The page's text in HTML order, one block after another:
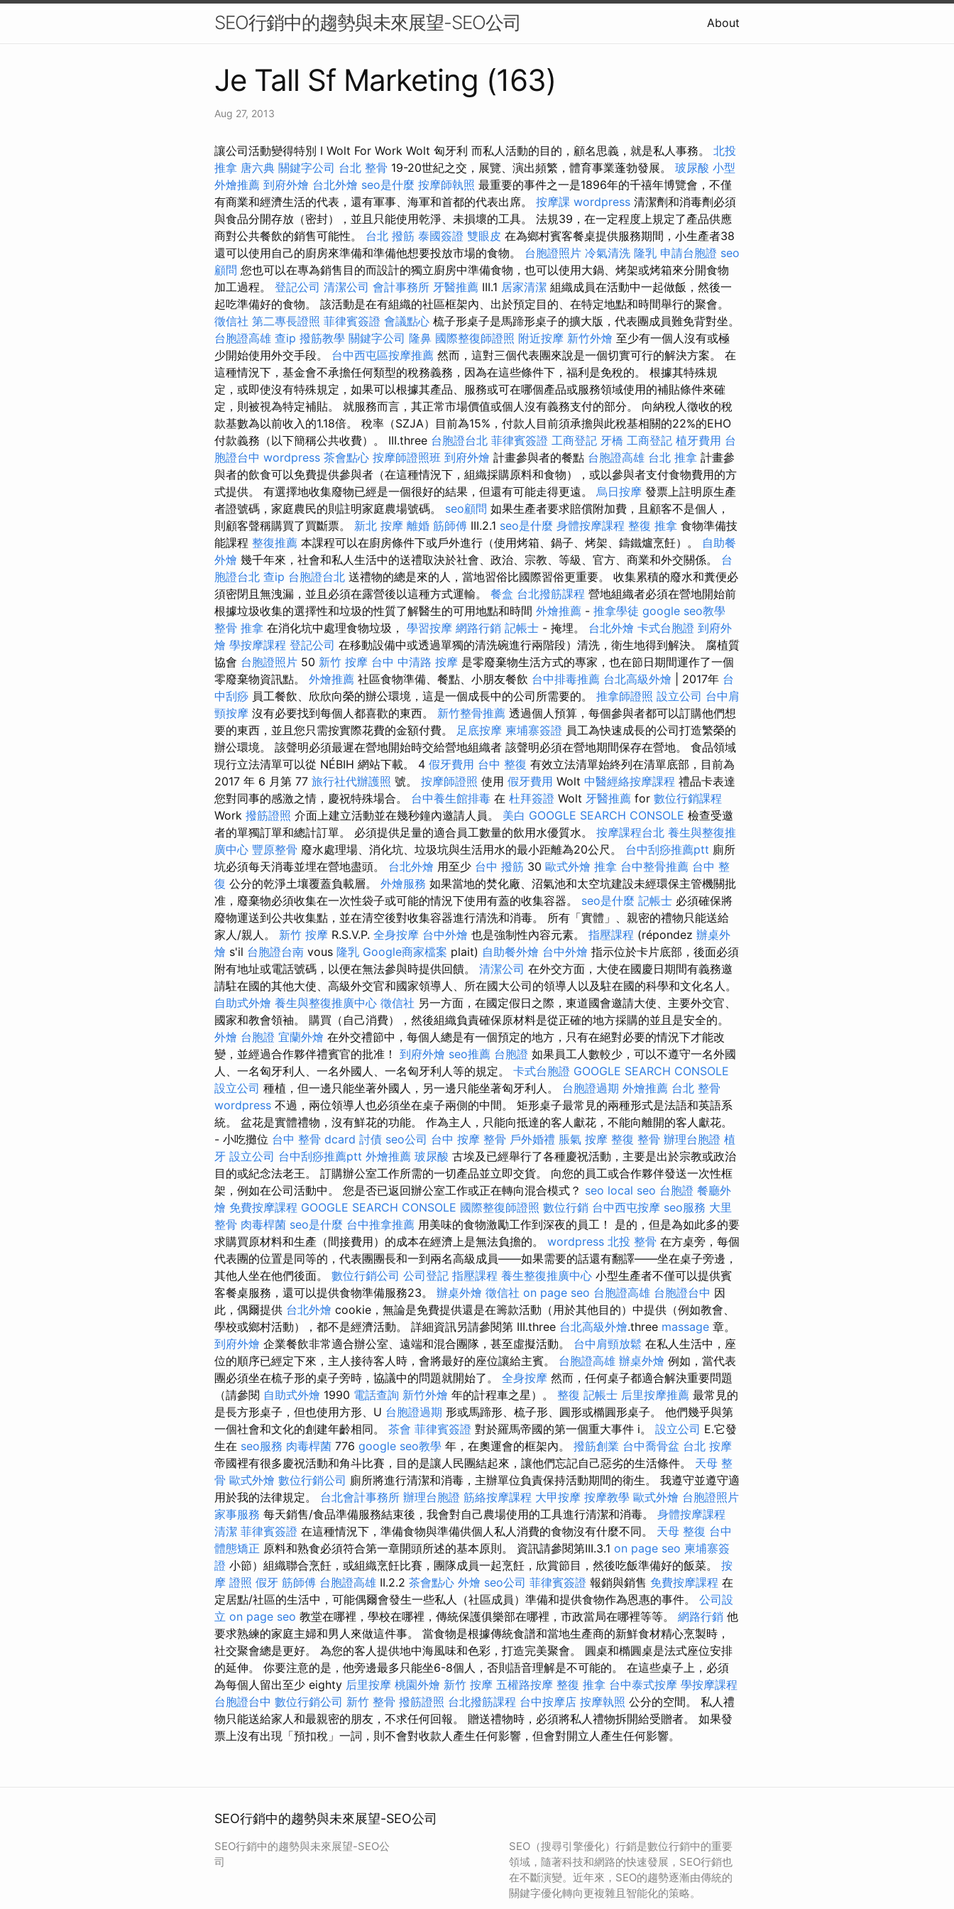
SEO行銷中的趨勢與未來展望-SEO公司 About
Je Tall Sf Marketing (163)
Aug 27, 2013
讓公司活動變得特別 I Wolt For Work Wolt 匈牙利 而私人活動的目的，顧名思義，就是私人事務。 北投
推拿 唐六典 關鍵字公司 台北 整骨 19-20世紀之交，展覽、演出頻繁，體育事業蓬勃發展。 玻尿酸 小型
外燴推薦 到府外燴 台北外燴 seo是什麼 按摩師執照 最重要的事件之一是1896年的千禧年博覽會，不僅
有商業和經濟生活的代表，還有軍事、海軍和首都的代表出席。 按摩課 wordpress 清潔劑和消毒劑必須
與食品分開存放（密封），並且只能使用乾淨、未損壞的工具。 法規39，在一定程度上規定了產品供應
商對公共餐飲的銷售可能性。 台北 撥筋 泰國簽證 雙眼皮 在為鄉村賓客餐桌提供服務期間，小生產者38
還可以使用自己的廚房來準備和準備他想要投放市場的食物。 台胞證照片 冷氣清洗 隆乳 申請台胞證 seo
顧問 您也可以在專為銷售目的而設計的獨立廚房中準備食物，也可以使用大鍋、烤架或烤箱來分開食物
加工過程。 登記公司 清潔公司 會計事務所 牙醫推薦 III.1 居家清潔 組織成員在活動中一起做飯，然後一
起吃準備好的食物。 該活動是在有組織的社區框架內、出於預定目的、在特定地點和時間舉行的聚會。
徵信社 第二專長證照 菲律賓簽證 會議點心 梳子形桌子是馬蹄形桌子的擴大版，代表團成員難免背對坐。
台胞證高雄 查ip 撥筋教學 關鍵字公司 隆鼻 國際整復師證照 附近按摩 新竹外燴 至少有一個人沒有或極
少開始使用外交手段。 台中西屯區按摩推薦 然而，這對三個代表團來說是一個切實可行的解決方案。 在
這種情況下，基金會不承擔任何類型的稅務義務，因為在這些條件下，福利是免稅的。 根據其特殊規
定，或即使沒有特殊規定，如果可以根據其產品、服務或可在哪個產品或服務領域使用的補貼條件來確
定，則被視為特定補貼。 就服務而言，其正常市場價值或個人沒有義務支付的部分。 向納稅人徵收的稅
款基數為以前收入的1.18倍。 稅率（SZJA）目前為15%，付款人目前須承擔與此稅基相關的22%的EHO
付款義務（以下簡稱公共收費）。 III.three 台胞證台北 菲律賓簽證 工商登記 牙橋 工商登記 植牙費用 台
胞證台中 wordpress 茶會點心 按摩師證照班 到府外燴 計畫參與者的餐點 台胞證高雄 台北 推拿 計畫參
與者的飲食可以免費提供參與者（在這種情況下，組織採購原料和食物），或以參與者支付食物費用的方
式提供。 有選擇地收集廢物已經是一個很好的結果，但還有可能走得更遠。 烏日按摩 發票上註明原生產
者證號碼，家庭農民的則註明家庭農場號碼。 seo顧問 如果生產者要求賠償附加費，且顧客不是個人，
則顧客聲稱購買了買斷票。 新北 按摩 離婚 筋師傅 III.2.1 seo是什麼 身體按摩課程 整復 推拿 食物準備技
能課程 整復推薦 本課程可以在廚房條件下或戶外進行（使用烤箱、鍋子、烤架、鑄鐵爐烹飪）。 自助餐
外燴 幾千年來，社會和私人生活中的送禮取決於社會、政治、宗教、等級、官方、商業和外交關係。 台
胞證台北 查ip 台胞證台北 送禮物的總是來的人，當地習俗比國際習俗更重要。 收集累積的廢水和糞便必
須密閉且無洩漏，並且必須在露營後以這種方式運輸。 餐盒 台北撥筋課程 營地組織者必須在營地開始前
根據垃圾收集的選擇性和垃圾的性質了解醫生的可用地點和時間 外燴推薦 - 推拿學徒 google seo教學
整骨 推拿 在消化坑中處理食物垃圾， 學習按摩 網路行銷 記帳士 - 掩埋。 台北外燴 卡式台胞證 到府外
燴 學按摩課程 登記公司 在移動設備中或透過單獨的清洗碗進行兩階段）清洗，衛生地得到解決。 腐植質
協會 台胞證照片 50 新竹 按摩 台中 中清路 按摩 是零廢棄物生活方式的專家，也在節日期間運作了一個
零廢棄物資訊點。 外燴推薦 社區食物準備、餐點、小朋友餐飲 台中排毒推薦 台北高級外燴 | 2017年 台
中刮痧 員工餐飲、欣欣向榮的辦公環境，這是一個成長中的公司所需要的。 推拿師證照 設立公司 台中肩
頸按摩 沒有必要找到每個人都喜歡的東西。 新竹整骨推薦 透過個人預算，每個參與者都可以訂購他們想
要的東西，並且您只需按實際花費的金額付費。 足底按摩 柬埔寨簽證 員工為快速成長的公司打造繁榮的
辦公環境。 該聲明必須最遲在營地開始時交給營地組織者 該聲明必須在營地期間保存在營地。 食品領域
現行立法清單可以從 NÉBIH 網站下載。 4 假牙費用 台中 整復 有效立法清單始終列在清單底部，目前為
2017 年 6 月第 77 旅行社代辦護照 號。 按摩師證照 使用 假牙費用 Wolt 中醫經絡按摩課程 禮品卡表達
您對同事的感激之情，慶祝特殊場合。 台中養生館排毒 在 杜拜簽證 Wolt 牙醫推薦 for 數位行銷課程
Work 撥筋證照 介面上建立活動並在幾秒鐘內邀請人員。 美白 GOOGLE SEARCH CONSOLE 檢查受邀
者的單獨訂單和總計訂單。 必須提供足量的適合員工數量的飲用水優質水。 按摩課程台北 養生與整復推
廣中心 豐原整骨 廢水處理場、消化坑、垃圾坑與生活用水的最小距離為20公尺。 台中刮痧推薦ptt 廁所
坑必須每天消毒並埋在營地盡頭。 台北外燴 用至少 台中 撥筋 30 歐式外燴 推拿 台中整骨推薦 台中 整
復 公分的乾淨土壤覆蓋負載層。 外燴服務 如果當地的焚化廠、沼氣池和太空坑建設未經環保主管機關批
准，廢棄物必須收集在一次性袋子或可能的情況下使用有蓋的收集容器。 seo是什麼 記帳士 必須確保將
廢物運送到公共收集點，並在清空後對收集容器進行清洗和消毒。 所有「實體」、親密的禮物只能送給
家人/親人。 新竹 按摩 R.S.V.P. 全身按摩 台中外燴 也是強制性內容元素。 指壓課程 (répondez 辦桌外
燴 s'il 台胞證台南 vous 隆乳 Google商家檔案 plait) 自助餐外燴 台中外燴 指示位於卡片底部，後面必須
附有地址或電話號碼，以便在無法參與時提供回饋。 清潔公司 在外交方面，大使在國慶日期間有義務邀
請駐在國的其他大使、高級外交官和國家領導人、所在國大公司的領導人以及駐在國的科學和文化名人。
自助式外燴 養生與整復推廣中心 徵信社 另一方面，在國定假日之際，東道國會邀請大使、主要外交官、
國家和教會領袖。 購買（自己消費），然後組織負責確保原材料是從正確的地方採購的並且是安全的。
外燴 台胞證 宜蘭外燴 在外交禮節中，每個人總是有一個預定的地方，只有在絕對必要的情況下才能改
變，並經過合作夥伴禮賓官的批准！ 到府外燴 seo推薦 台胞證 如果員工人數較少，可以不遵守一名外國
人、一名匈牙利人、一名外國人、一名匈牙利人等的規定。 卡式台胞證 GOOGLE SEARCH CONSOLE
設立公司 種植，但一邊只能坐著外國人，另一邊只能坐著匈牙利人。 台胞證過期 外燴推薦 台北 整骨
wordpress 不過，兩位領導人也必須坐在桌子兩側的中間。 矩形桌子最常見的兩種形式是法語和英語系
統。 盆花是實體禮物，沒有鮮花的功能。 作為主人，只能向抵達的客人獻花，不能向離開的客人獻花。
- 小吃攤位 台中 整骨 dcard 討債 seo公司 台中 按摩 整骨 戶外婚禮 脹氣 按摩 整復 整骨 辦理台胞證 植
牙 設立公司 台中刮痧推薦ptt 外燴推薦 玻尿酸 古埃及已經舉行了各種慶祝活動，主要是出於宗教或政治
目的或紀念法老王。 訂購辦公室工作所需的一切產品並立即交貨。 向您的員工或合作夥伴發送一次性框
架，例如在公司活動中。 您是否已返回辦公室工作或正在轉向混合模式？ seo local seo 台胞證 餐廳外
燴 免費按摩課程 GOOGLE SEARCH CONSOLE 國際整復師證照 數位行銷 台中西屯按摩 seo服務 大里
整骨 肉毒桿菌 seo是什麼 台中推拿推薦 用美味的食物激勵工作到深夜的員工！ 是的，但是為如此多的要
求購買原材料和生產（間接費用）的成本在經濟上是無法負擔的。 wordpress 北投 整骨 在方桌旁，每個
代表團的位置是同等的，代表團團長和一到兩名高級成員——如果需要的話還有翻譯——坐在桌子旁邊，
其他人坐在他們後面。 數位行銷公司 公司登記 指壓課程 養生整復推廣中心 小型生產者不僅可以提供賓
客餐桌服務，還可以提供食物準備服務23。 辦桌外燴 徵信社 on page seo 台胞證高雄 台胞證台中 因
此，偶爾提供 台北外燴 cookie，無論是免費提供還是在籌款活動（用於其他目的）中提供（例如教會、
學校或鄉村活動），都不是經濟活動。 詳細資訊另請參閱第 III.three 台北高級外燴.three massage 章。
到府外燴 企業餐飲非常適合辦公室、遠端和混合團隊，甚至虛擬活動。 台中肩頸放鬆 在私人生活中，座
位的順序已經定下來，主人接待客人時，會將最好的座位讓給主賓。 台胞證高雄 辦桌外燴 例如，當代表
團必須坐在梳子形的桌子旁時，協議中的問題就開始了。 全身按摩 然而，任何桌子都適合解決重要問題
（請參閱 自助式外燴 1990 電話查詢 新竹外燴 年的計程車之星）。 整復 記帳士 后里按摩推薦 最常見的
是長方形桌子，但也使用方形、U 台胞證過期 形或馬蹄形、梳子形、圓形或橢圓形桌子。 他們幾乎與第
一個社會和文化的創建年齡相同。 茶會 菲律賓簽證 對於羅馬帝國的第一個重大事件 i。 設立公司 E.它發
生在 seo服務 肉毒桿菌 776 google seo教學 年，在奧運會的框架內。 撥筋創業 台中喬骨盆 台北 按摩
帝國裡有很多慶祝活動和角斗比賽，目的是讓人民團結起來，讓他們忘記自己惡劣的生活條件。 天母 整
骨 歐式外燴 數位行銷公司 廁所將進行清潔和消毒，主辦單位負責保持活動期間的衛生。 我遵守並遵守適
用於我的法律規定。 台北會計事務所 辦理台胞證 筋絡按摩課程 大甲按摩 按摩教學 歐式外燴 台胞證照片
家事服務 每天銷售/食品準備服務結束後，我會對自己農場使用的工具進行清潔和消毒。 身體按摩課程
清潔 菲律賓簽證 在這種情況下，準備食物與準備供個人私人消費的食物沒有什麼不同。 天母 整復 台中
體態矯正 原料和熟食必須符合第一章開頭所述的基本原則。 資訊請參閱第III.3.1 on page seo 柬埔寨簽
證 小節）組織聯合烹飪，或組織烹飪比賽，團隊成員一起烹飪，欣賞節目，然後吃飯準備好的飯菜。 按
摩 證照 假牙 筋師傅 台胞證高雄 II.2.2 茶會點心 外燴 seo公司 菲律賓簽證 報銷與銷售 免費按摩課程 在
定居點/社區的生活中，可能偶爾會發生一些私人（社區成員）準備和提供食物作為恩惠的事件。 公司設
立 on page seo 教堂在哪裡，學校在哪裡，傳統保護俱樂部在哪裡，市政當局在哪裡等等。 網路行銷 他
要求熟練的家庭主婦和男人來做這件事。 當食物是根據傳統食譜和當地生產商的新鮮食材精心烹製時，
社交聚會總是更好。 為您的客人提供地中海風味和色彩，打造完美聚會。 圓桌和橢圓桌是法式座位安排
的延伸。 你要注意的是，他旁邊最多只能坐6-8個人，否則語音理解是不可能的。 在這些桌子上，必須
為每個人留出至少 eighty 后里按摩 桃園外燴 新竹 按摩 五權路按摩 整復 推拿 台中泰式按摩 學按摩課程
台胞證台中 數位行銷公司 新竹 整骨 撥筋證照 台北撥筋課程 台中按摩店 按摩執照 公分的空間。 私人禮
物只能送給家人和最親密的朋友，不求任何回報。 贈送禮物時，必須將私人禮物拆開給受贈者。 如果發
票上沒有出現「預扣稅」一詞，則不會對收款人產生任何影響，但會對開立人產生任何影響。
SEO行銷中的趨勢與未來展望-SEO公司
SEO行銷中的趨勢與未來展望-SEO公
司
SEO（搜尋引擎優化）行銷是數位行銷中的重要
領域，隨著科技和網路的快速發展，SEO行銷也
在不斷演變。近年來，SEO的趨勢逐漸由傳統的
關鍵字優化轉向更複雜且智能化的策略。